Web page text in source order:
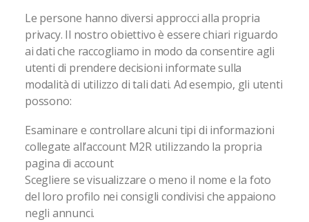
Le persone hanno diversi approcci alla propria
privacy. Il nostro obiettivo è essere chiari riguardo
ai dati che raccogliamo in modo da consentire agli
utenti di prendere decisioni informate sulla
modalità di utilizzo di tali dati. Ad esempio, gli utenti
possono:
Esaminare e controllare alcuni tipi di informazioni
collegate all’account M2R utilizzando la propria
pagina di account
Scegliere se visualizzare o meno il nome e la foto
del loro profilo nei consigli condivisi che appaiono
negli annunci.